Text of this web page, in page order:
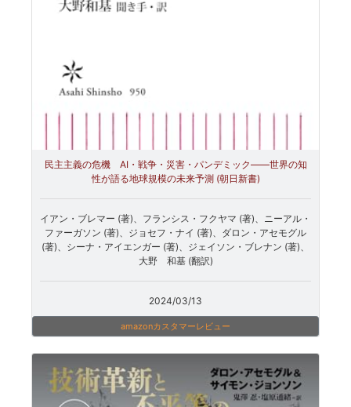
民主主義の危機 AI・戦争・災害・パンデミック――世界の知
性が語る地球規模の未来予測 (朝日新書)
イアン・ブレマー (著)、フランシス・フクヤマ (著)、ニーアル・
ファーガソン (著)、ジョセフ・ナイ (著)、ダロン・アセモグル
(著)、シーナ・アイエンガー (著)、ジェイソン・ブレナン (著)、
大野 和基 (翻訳)
2024/03/13
amazonカスタマーレビュー